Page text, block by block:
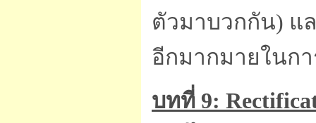
ตัวมาบวกกัน) แ
อีกมากมายในก
บทที่ 9: